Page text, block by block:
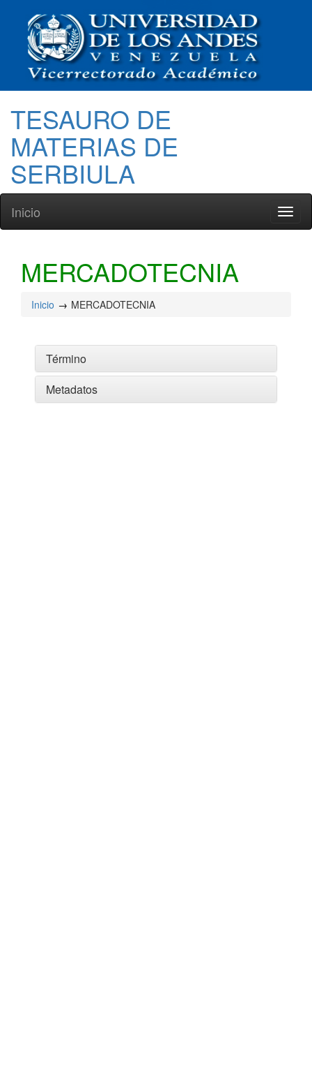
TESAURO DE
MATERIAS DE
SERBIULA
Inicio
MERCADOTECNIA
Inicio MERCADOTECNIA
Término
Metadatos